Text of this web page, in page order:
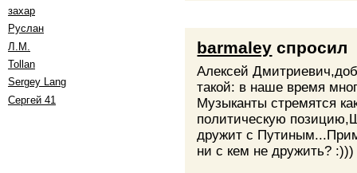
захар
Руслан
Л.М.
Tollan
Sergey Lang
Сергей 41
barmaley спросил
Алексей
такой: в наше время
Музыканты стремятся
политическую
дружит с
ни с кем не дружить? :)))